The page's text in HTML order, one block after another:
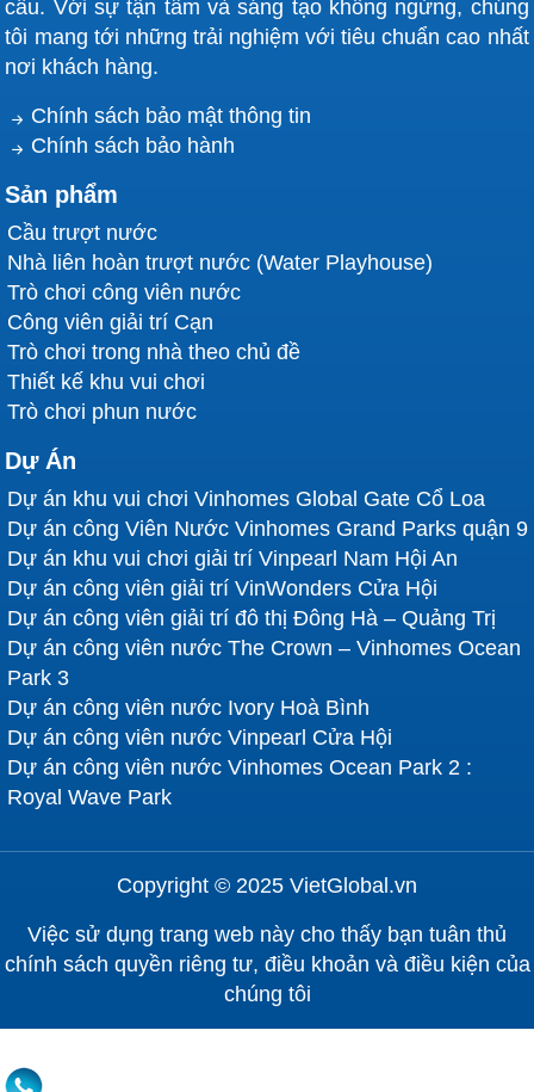
cầu. Với sự tận tâm và sáng tạo không ngừng, chúng
tôi mang tới những trải nghiệm với tiêu chuẩn cao nhất
nơi khách hàng.
Chính sách bảo mật thông tin
Chính sách bảo hành
Sản phẩm
Cầu trượt nước
Nhà liên hoàn trượt nước (Water Playhouse)
Trò chơi công viên nước
Công viên giải trí Cạn
Trò chơi trong nhà theo chủ đề
Thiết kế khu vui chơi
Trò chơi phun nước
Dự Án
Dự án khu vui chơi Vinhomes Global Gate Cổ Loa
Dự án công Viên Nước Vinhomes Grand Parks quận 9
Dự án khu vui chơi giải trí Vinpearl Nam Hội An
Dự án công viên giải trí VinWonders Cửa Hội
Dự án công viên giải trí đô thị Đông Hà – Quảng Trị
Dự án công viên nước The Crown – Vinhomes Ocean
Park 3
Dự án công viên nước Ivory Hoà Bình
Dự án công viên nước Vinpearl Cửa Hội
Dự án công viên nước Vinhomes Ocean Park 2 :
Royal Wave Park
Copyright © 2025 VietGlobal.vn
Việc sử dụng trang web này cho thấy bạn tuân thủ
chính sách quyền riêng tư, điều khoản và điều kiện của
chúng tôi